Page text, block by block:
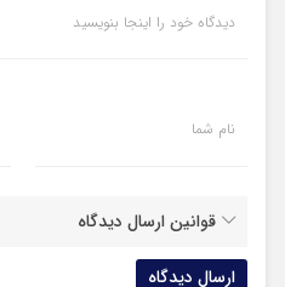
دیدگاه خود را اینجا بنویسید
نام شما
قوانین ارسال دیدگاه